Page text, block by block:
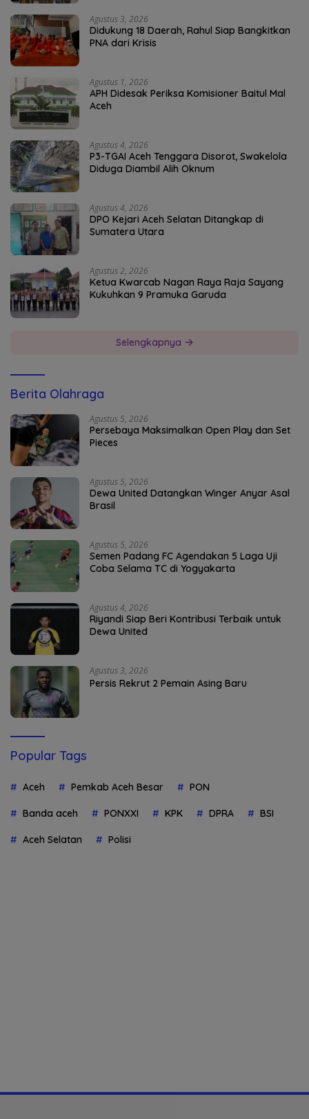
Agustus 3, 2026
Didukung 18 Daerah, Rahul Siap Bangkitkan
PNA dari Krisis
Agustus 1, 2026
APH Didesak Periksa Komisioner Baitul Mal
Aceh
Agustus 4, 2026
P3-TGAI Aceh Tenggara Disorot, Swakelola
Diduga Diambil Alih Oknum
Agustus 4, 2026
DPO Kejari Aceh Selatan Ditangkap di
Sumatera Utara
Agustus 2, 2026
Ketua Kwarcab Nagan Raya Raja Sayang
Kukuhkan 9 Pramuka Garuda
Selengkapnya
Berita Olahraga
Agustus 5, 2026
Persebaya Maksimalkan Open Play dan Set
Pieces
Agustus 5, 2026
Dewa United Datangkan Winger Anyar Asal
Brasil
Agustus 5, 2026
Semen Padang FC Agendakan 5 Laga Uji
Coba Selama TC di Yogyakarta
Agustus 4, 2026
Riyandi Siap Beri Kontribusi Terbaik untuk
Dewa United
Agustus 3, 2026
Persis Rekrut 2 Pemain Asing Baru
Popular Tags
Aceh Pemkab Aceh Besar PON
Banda aceh PONXXI KPK DPRA BSI
Aceh Selatan Polisi